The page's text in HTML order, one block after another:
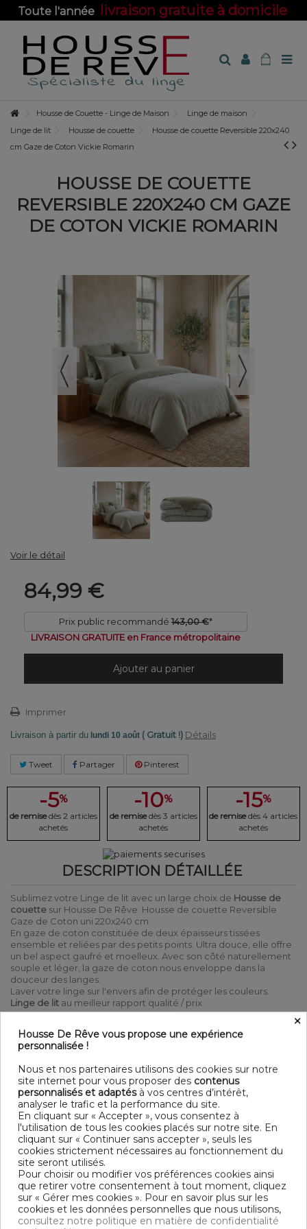
Toute l'année livraison gratuite à domicile
Housse de Couette - Linge de Maison
Linge de maison
Linge de lit
Housse de couette
Housse de couette Reversible 220x240
cm Gaze de Coton Vickie Romarin
HOUSSE DE COUETTE
REVERSIBLE 220X240 CM GAZE
DE COTON VICKIE ROMARIN
Voir le détail
84,99 €
Prix public recommandé 143,00 €*
LIVRAISON GRATUITE en France métropolitaine
Ajouter au panier
Imprimer
Livraison à partir du lundi 10 août ( Gratuit !) Détails
Tweet Partager Pinterest
-5%
de remise dès 2 articles
achetés
-10%
de remise dès 3 articles
achetés
-15%
de remise dès 4 articles
achetés
DESCRIPTION DÉTAILLÉE
Sublimez votre Linge de lit avec un large choix de Housse de
couette sur Housse De Rêve. Housse de couette Reversible
Gaze de Coton uni 220x240 cm.
En gaze de coton constituée de deux épaisseurs tissées
ensemble et reliées par des petits points. Ultra douce, elle offre
un bel aspect gaufré et moelleux. Avec son côté naturellement
souple et léger, la gaze de coton nous enveloppe dans la
douceur des langes.
Laver votre linge sur l'envers afin de protéger les couleurs.
Linge de lit au meilleur rapport qualité / prix
Ouverture à boutonnières + boutons bois Lavable à 40° C
(avec des couleurs similaires) - Essorage doux - Sèche linge
Contenu
1 housse de couette 240x220 cm
DESCRIPTIF TECHNIQUE
Certification
TRAITEMENT DES EAUX USÉES
Longueur 220
×
Housse De Rêve vous propose une expérience
personnalisée !
Nous et nos partenaires utilisons des cookies sur notre
site internet pour vous proposer des contenus
personnalisés et adaptésà vos centres d’intérêt,
analyser le trafic et la performance du site.
En cliquant sur « Accepter », vous consentez à
l'utilisation de tous les cookies placés sur notre site. En
cliquant sur « Continuer sans accepter », seuls les
cookies strictement nécessaires au fonctionnement du
site seront utilisés.
Pour choisir ou modifier vos préférences cookies ainsi
que retirer votre consentement à tout moment, cliquez
sur « Gérer mes cookies ». Pour en savoir plus sur les
cookies et les données personnelles que nous utilisons,
consultez notre politique en matière de confidentialité